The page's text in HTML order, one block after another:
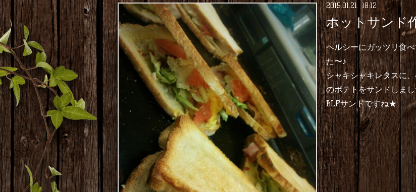
2015.01.21 18:12
ホットサンド
ヘルシーにガッツリ食
た〜♪
シャキシャキレタスに
のポテトをサンドしま
BLPサンドですね★